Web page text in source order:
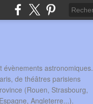
évènements astronomiques.
de théâtres parisiens
(Rouen, Strasbourg,
Angleterre...).